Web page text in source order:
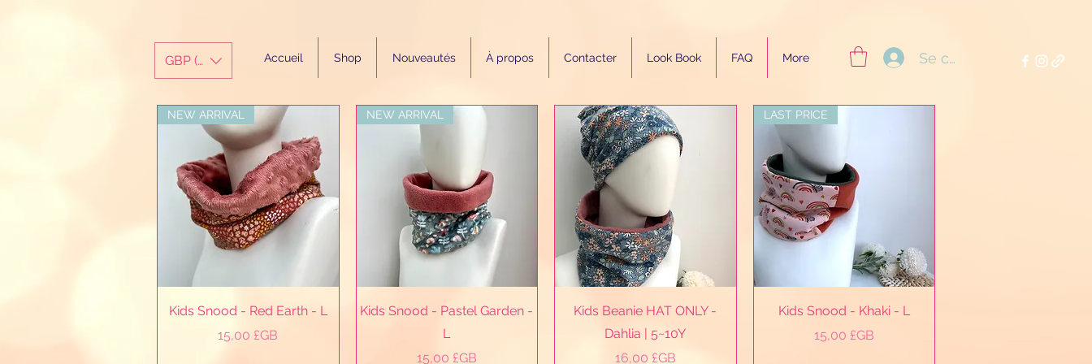
GBP (£) Accueil Shop Nouveautés À propos Contacter Look Book FAQ More Se connecter
Aperçu rapide
NEW ARRIVAL
Kids Snood - Red Earth - L
Prix
15,00 £GB
Aperçu rapide
NEW ARRIVAL
Kids Snood - Pastel Garden -
L
Prix
15,00 £GB
Aperçu rapide
Kids Beanie HAT ONLY -
Dahlia | 5~10Y
Prix
16,00 £GB
Aperçu rapide
LAST PRICE
Kids Snood - Khaki - L
Prix
15,00 £GB